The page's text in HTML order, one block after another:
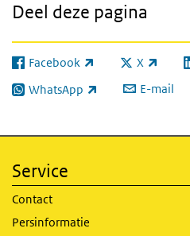
Deel deze pagina
Facebook
(externe link) X
(externe link)
WhatsApp
(externe link) E-mail
Service
Contact
Persinformatie